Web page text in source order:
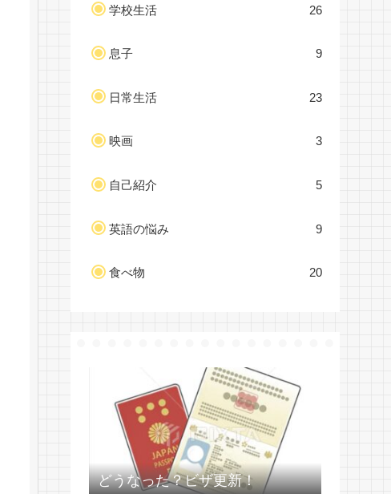
学校生活 26
息子 9
日常生活 23
映画 3
自己紹介 5
英語の悩み 9
食べ物 20
どうなった？ビザ更新！